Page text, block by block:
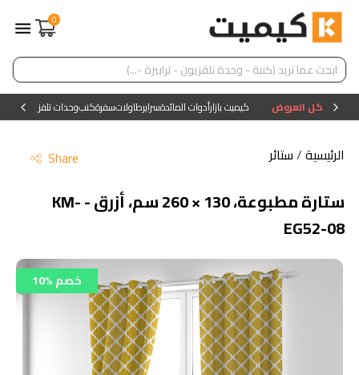
0
كل العروض كيميت بازارأدوات المائدةسرايرطاولاتسفرةكنبوحدات تلفزيون
الرئيسية/ستائر Share
ستارة مطبوعة، 130 × 260 سم، أزرق - KM-
EG52-08
10% خصم